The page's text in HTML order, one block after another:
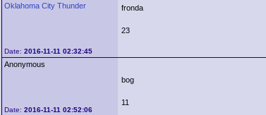
Oklahoma City Thunder
Date:2016-11-11 02:32:45
fronda
23
Anonymous
Date:2016-11-11 02:52:06
bog
11